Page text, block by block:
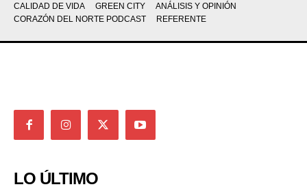
CALIDAD DE VIDA
GREEN CITY
ANÁLISIS Y OPINIÓN
CORAZÓN DEL NORTE PODCAST
REFERENTE
LO ÚLTIMO